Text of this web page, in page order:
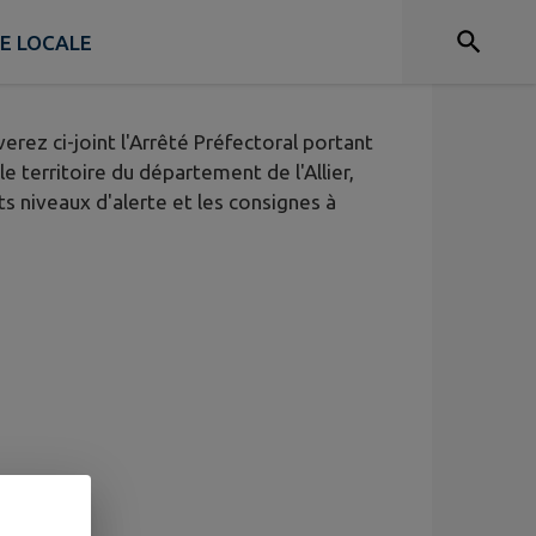
LOCALE
ci-joint l'Arrêté Préfectoral portant
territoire du département de l'Allier,
niveaux d'alerte et les consignes à